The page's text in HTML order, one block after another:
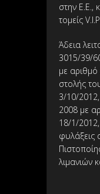
στην Ε.Ε.,
τομείς
Άδεια
3015/39/
με
στολής
3/10/
2008 με
18/1/
φυλάξεις
λιμανιών